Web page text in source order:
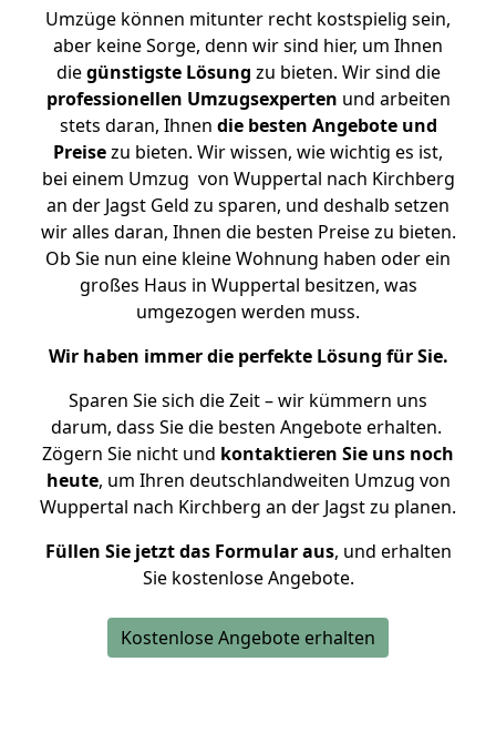
Umzüge können mitunter recht kostspielig sein,
aber keine Sorge, denn wir sind hier, um Ihnen
diegünstigste Lösung zu bieten. Wir sind die
professionellen Umzugsexperten und arbeiten
stets daran, Ihnen die besten Angebote und
Preisezu bieten. Wir wissen, wie wichtig es ist,
bei einem Umzug von Wuppertal nach Kirchberg
an der Jagst Geld zu sparen, und deshalb setzen
wir alles daran, Ihnen die besten Preise zu bieten.
Ob Sie nun eine kleine Wohnung haben oder ein
großes Haus in Wuppertal besitzen, was
umgezogen werden muss.
Wir haben immer die perfekte Lösung für Sie.
Sparen Sie sich die Zeit – wir kümmern uns
darum, dass Sie die besten Angebote erhalten.
Zögern Sie nicht und kontaktieren Sie uns noch
heute, um Ihren deutschlandweiten Umzug von
Wuppertal nach Kirchberg an der Jagst zu planen.
Füllen Sie jetzt das Formular aus, und erhalten
Sie kostenlose Angebote.
Kostenlose Angebote erhalten